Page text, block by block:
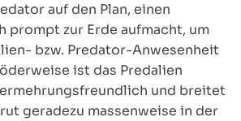
auf den Plan, einen
prompt zur Erde aufmacht, um
bzw. Predator-Anwesenheit
ist das Predalien
und breitet
geradezu massenweise in der